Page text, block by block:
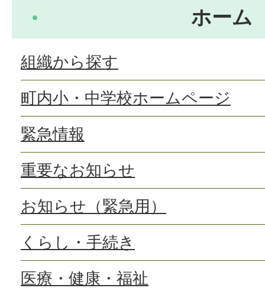
ホーム
組織から探す
町内小・中学校ホームページ
緊急情報
重要なお知らせ
お知らせ（緊急用）
くらし・手続き
医療・健康・福祉